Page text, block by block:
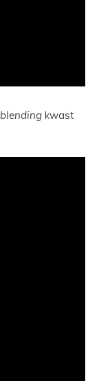
blending kwast